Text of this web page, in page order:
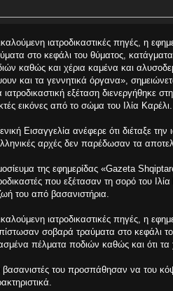
ιατροδικαστικές πηγές, η
στο κεφάλι του θύματος,
καθώς και χέρια καμένα και
και τα γεννητικά όργανα»,
ιατροδικαστική εξέταση διενεργήθηκε
εικόνες από το σώμα του Ιλία Καρέλι.
Εισαγγελία ανέφερε ότι διέταξε
αρχές δεν παρέδωσαν τα
της εφημερίδας «Gazeta
που εξέτασαν τη σορό του
του από βασανιστήρια.
ιατροδικαστικές πηγές, η
σοβαρά τραύματα στο κεφάλι
πέλματα ποδιών καθώς και ότι τα
βασανιστές του προσπάθησαν να του